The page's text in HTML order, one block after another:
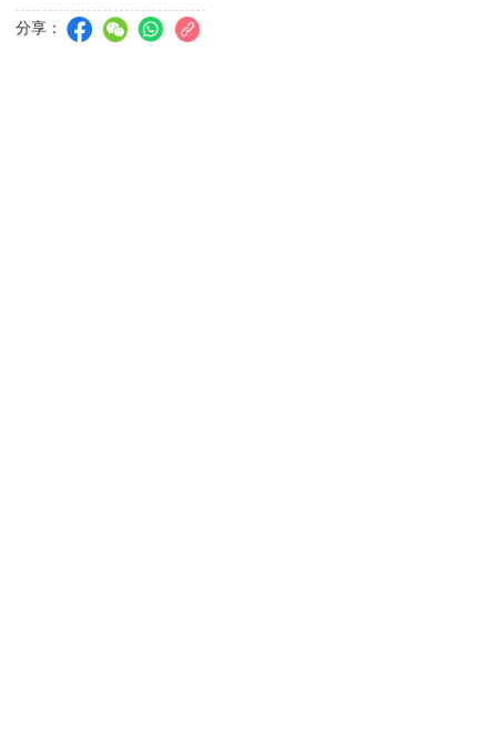
分享：